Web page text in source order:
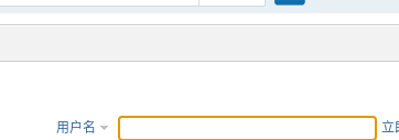
搜
索
用户名 立